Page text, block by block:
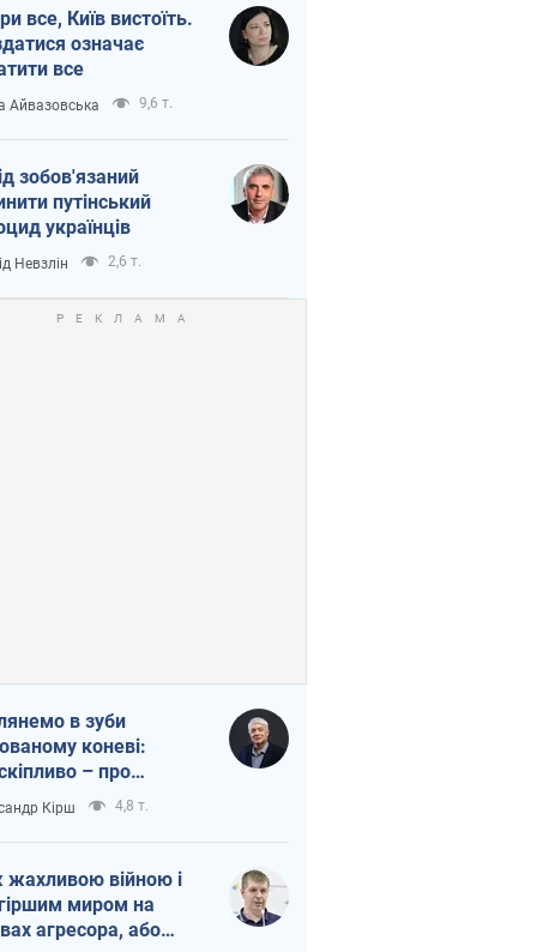
все, Київ вистоїть.
означає
все
Айвазовська 9,6 т.
зобов'язаний
путінський
українців
Невзлін 2,6 т.
в зуби
коневі:
– про
Україні
Кірш 4,8 т.
жахливою війною і
миром на
агресора, або